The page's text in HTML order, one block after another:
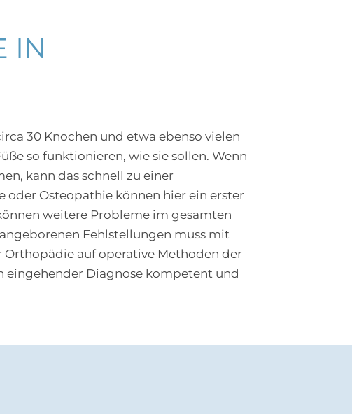
O
30 Knochen und etwa ebenso vielen
so funktionieren, wie sie sollen. Wenn
kann das schnell zu einer
oder Osteopathie können hier ein erster
weitere Probleme im gesamten
Fehlstellungen muss mit
auf operative Methoden der
eingehender Diagnose kompetent und